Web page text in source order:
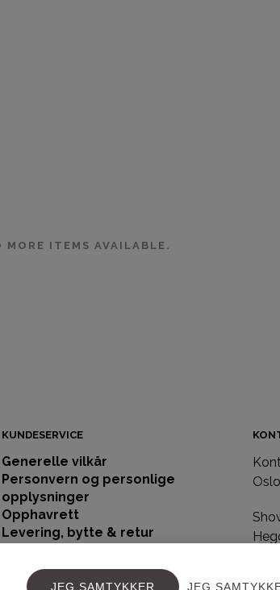
MORE ITEMS AVAILABLE.
KUNDESERVICE
Generelle vilkår
Personvern og personlige
opplysninger
Opphavrett
Levering, bytte & retur
Returskjema
Bruk og stell av ull og silke
Oslo
JEG SAMTYKKER JEG